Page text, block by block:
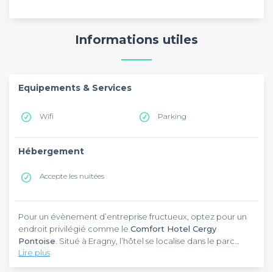
Informations utiles
Equipements & Services
Wifi Parking
Hébergement
Accepte les nuitées
Pour un évènement d’entreprise fructueux, optez pour un
endroit privilégié comme le Comfort Hotel Cergy
Pontoise . Situé à Eragny, l’hôtel se localise dans le parc
d’activités des Bellevues. Vous pouvez facilement le
rejoindre via la ligne A du RER jusqu’à la gare de Neuville
C’est dans un cadre élégant et moderne que leComfort
Lire plus